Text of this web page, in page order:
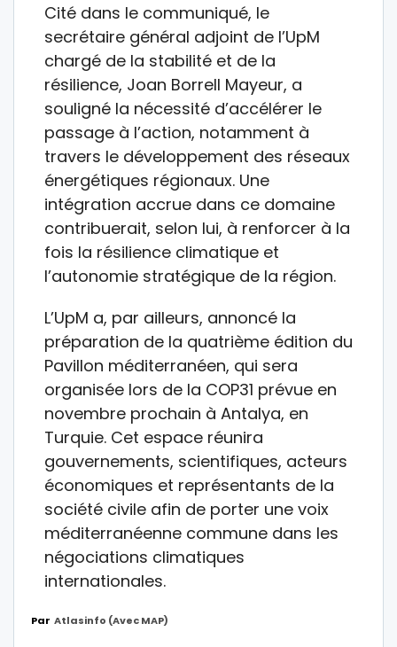
Cité dans le communiqué, le
secrétaire général adjoint de l’UpM
chargé de la stabilité et de la
résilience, Joan Borrell Mayeur, a
souligné la nécessité d’accélérer le
passage à l’action, notamment à
travers le développement des réseaux
énergétiques régionaux. Une
intégration accrue dans ce domaine
contribuerait, selon lui, à renforcer à la
fois la résilience climatique et
l’autonomie stratégique de la région.
L’UpM a, par ailleurs, annoncé la
préparation de la quatrième édition du
Pavillon méditerranéen, qui sera
organisée lors de la COP31 prévue en
novembre prochain à Antalya, en
Turquie. Cet espace réunira
gouvernements, scientifiques, acteurs
économiques et représentants de la
société civile afin de porter une voix
méditerranéenne commune dans les
négociations climatiques
internationales.
Par Atlasinfo (avec MAP)